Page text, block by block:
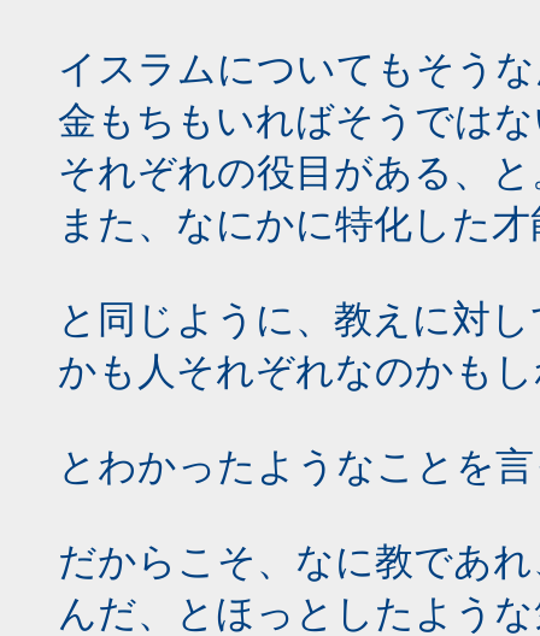
イスラムについてもそう
金もちもいればそうでは
それぞれの役目がある、と
また、なにかに特化した
と同じように、教えに対
かも人それぞれなのかも
とわかったようなことを
だからこそ、なに教であ
んだ、とほっとしたよう